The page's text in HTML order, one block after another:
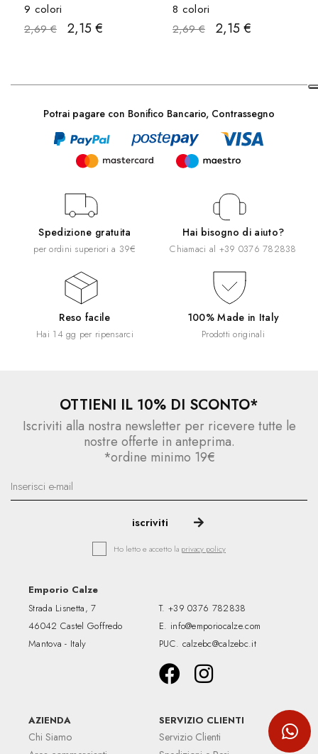
9 colori
2,69 €
2,15 €
8 colori
2,69 €
2,15 €
Potrai pagare con Bonifico Bancario, Contrassegno
Spedizione gratuita
per ordini superiori a 39€
Hai bisogno di aiuto?
Chiamaci al +39 0376 782838
Reso facile
Hai 14 gg per ripensarci
100% Made in Italy
Prodotti originali
OTTIENI IL 10% DI SCONTO*
Iscriviti alla nostra newsletter per ricevere tutte le
nostre offerte in anteprima.
*ordine minimo 19€
Ho letto e accetto la privacy policy
Emporio Calze
Strada Lisnetta, 7
46042 Castel Goffredo
Mantova - Italy
T. +39 0376 782838
E. info@emporiocalze.com
PUC. calzebc@calzebc.it
AZIENDA
Chi Siamo
SERVIZIO CLIENTI
Servizio Clienti